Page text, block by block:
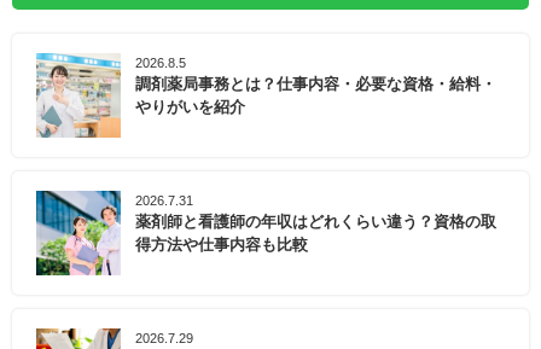
2026.8.5
調剤薬局事務とは？仕事内容・必要な資格・給料・
やりがいを紹介
2026.7.31
薬剤師と看護師の年収はどれくらい違う？資格の取
得方法や仕事内容も比較
2026.7.29